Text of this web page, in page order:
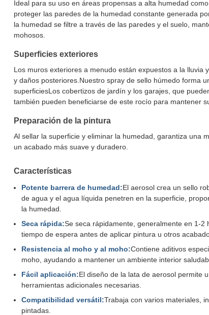
Ideal para su uso en áreas propensas a alta humedad
proteger las paredes de la humedad constante generada
la humedad se filtre a través de las paredes y el suelo,
mohosos.
Superficies exteriores
Los muros exteriores a menudo están expuestos a la lluvia
y daños posteriores.Nuestro spray de sello húmedo forma
superficiesLos cobertizos de jardín y los garajes, que
también pueden beneficiarse de este rocío para mantener
Preparación de la pintura
Al sellar la superficie y eliminar la humedad, garantiza una
un acabado más suave y duradero.
Características
Potente barrera de humedad:El aerosol crea un sello
de agua y el agua líquida penetren en la superficie,
la humedad.
Seca rápida:Se seca rápidamente, generalmente en 1-
tiempo de espera antes de aplicar pintura u otros
Resistencia al moho y al moho:Contiene aditivos
moho, ayudando a mantener un ambiente interior
Fácil aplicación:El diseño de la lata de aerosol permite
herramientas adicionales necesarias.
Compatibilidad versátil:Trabaja con varios materiales,
pintadas.